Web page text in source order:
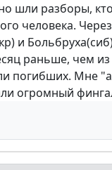
шли разборы,
человека.
и
раньше, чем
погибших. Мне
огромный